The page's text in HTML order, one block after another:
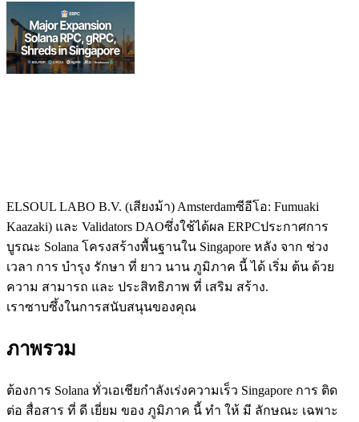
ELSOUL LABO B.V. (เสียงม้า) Amsterdamซีอีโอ: Fumuaki
Kaazaki) และ Validators DAOซึ่งใช้ได้ผล ERPCประกาศการ
บูรณะ Solana โครงสร้างพื้นฐานใน Singapore หลัง จาก ช่วง
เวลา การ บํารุง รักษา ที่ ยาว นาน ภูมิภาค นี้ ได้ เริ่ม ต้น ด้วย
ความ สามารถ และ ประสิทธิภาพ ที่ เสริม สร้าง.
เราซาบซึ้งในการสนับสนุนของคุณ
ภาพรวม
ต้องการ Solana ทั่วเอเชียกําลังเร่งความเร็ว Singapore การ ติด
ต่อ สื่อสาร ที่ ดี เยี่ยม ของ ภูมิภาค นี้ ทํา ให้ มี ลักษณะ เฉพาะ